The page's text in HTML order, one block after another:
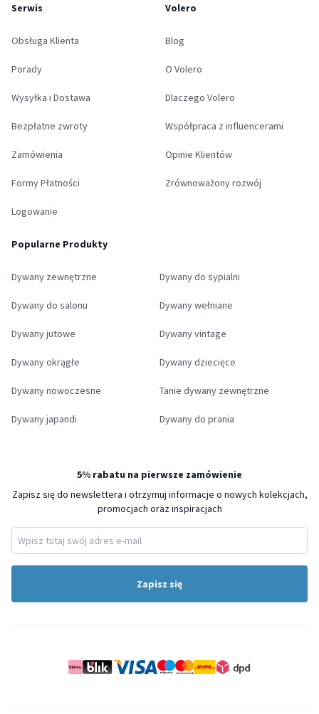
Serwis
Obsługa Klienta
Porady
Wysyłka i Dostawa
Bezpłatne zwroty
Zamówienia
Formy Płatności
Logowanie
Volero
Blog
O Volero
Dlaczego Volero
Współpraca z influencerami
Opinie Klientów
Zrównoważony rozwój
Popularne Produkty
Dywany zewnętrzne Dywany do sypialni
Dywany do salonu Dywany wełniane
Dywany jutowe Dywany vintage
Dywany okrągłe Dywany dziecięce
Dywany nowoczesne Tanie dywany zewnętrzne
Dywany japandi Dywany do prania
5% rabatu na pierwsze zamówienie
Zapisz się do newslettera i otrzymuj informacje o nowych kolekcjach,
promocjach oraz inspiracjach
Zapisz się